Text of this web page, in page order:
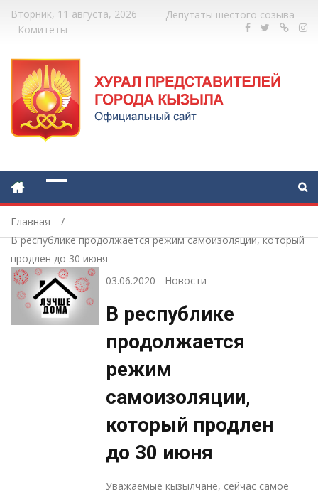
Вторник, 11 августа, 2026
Депутаты шестого созыва
Комитеты
Главная
В республике продолжается режим самоизоляции, который
продлен до 30 июня
03.06.2020 - Новости
В республике
продолжается
режим
самоизоляции,
который продлен
до 30 июня
Уважаемые кызылчане, сейчас самое